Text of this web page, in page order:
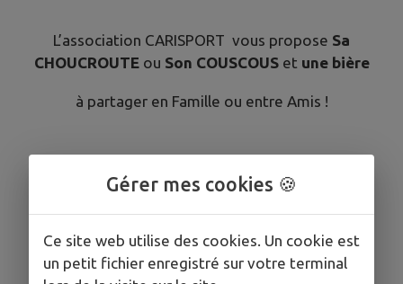
L’association CARISPORT vous propose Sa
CHOUCROUTEou Son COUSCOUSet une bière
à partager en Famille ou entre Amis !
Le SAMEDI 8 NOVEMBRE 2025
12,50 € la part
Gérer mes cookies 🍪
Ce site web utilise des cookies. Un cookie est
un petit fichier enregistré sur votre terminal